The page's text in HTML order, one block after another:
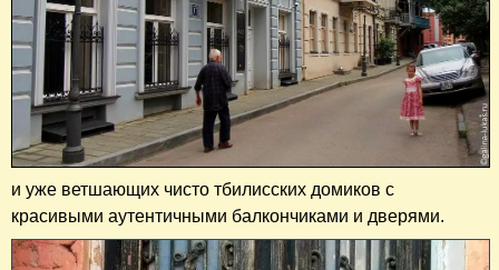
и уже ветшающих чисто тбилисских домиков с
красивыми аутентичными балкончиками и дверями.